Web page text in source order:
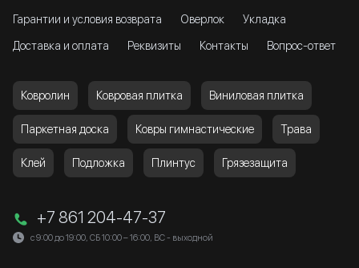
Гарантии и условия возврата Оверлок Укладка
Доставка и оплата Реквизиты Контакты Вопрос-ответ
Ковролин Ковровая плитка Виниловая плитка
Паркетная доска Ковры гимнастические Трава
Клей Подложка Плинтус Грязезащита
+7 861 204-47-37
с 9:00 до 19:00, СБ 10:00 – 16:00, ВС - выходной